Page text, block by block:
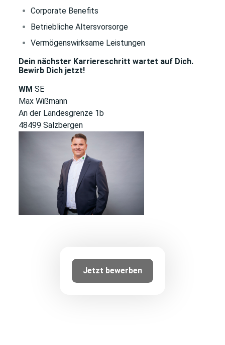
Corporate Benefits
Betriebliche Altersvorsorge
Vermögenswirksame Leistungen
Dein nächster Karriereschritt wartet auf Dich.
Bewirb Dich jetzt!
WMSE
Max Wißmann
An der Landesgrenze 1b
48499 Salzbergen
Jetzt bewerben